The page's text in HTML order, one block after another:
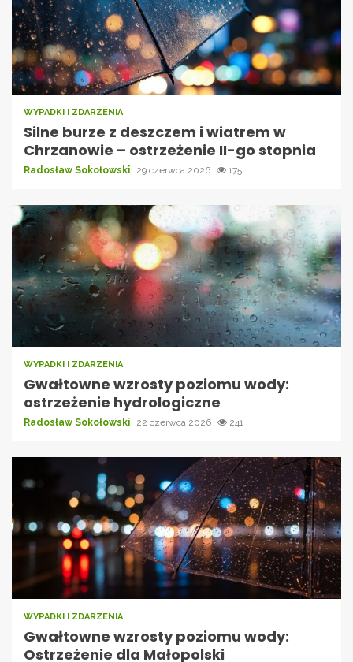
WYPADKI I ZDARZENIA
Silne burze z deszczem i wiatrem w
Chrzanowie – ostrzeżenie II-go stopnia
Radosław Sokołowski 29 czerwca 2026 175
WYPADKI I ZDARZENIA
Gwałtowne wzrosty poziomu wody:
ostrzeżenie hydrologiczne
Radosław Sokołowski 22 czerwca 2026 241
WYPADKI I ZDARZENIA
Gwałtowne wzrosty poziomu wody:
Ostrzeżenie dla Małopolski